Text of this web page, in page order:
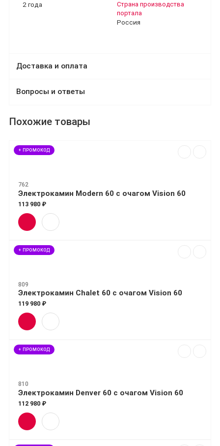
2 года
Страна производства
портала
Россия
Доставка и оплата
Вопросы и ответы
Похожие товары
+ ПРОМОКОД
762
Электрокамин Modern 60 с очагом Vision 60
113 980 ₽
+ ПРОМОКОД
809
Электрокамин Chalet 60 с очагом Vision 60
119 980 ₽
+ ПРОМОКОД
810
Электрокамин Denver 60 с очагом Vision 60
112 980 ₽